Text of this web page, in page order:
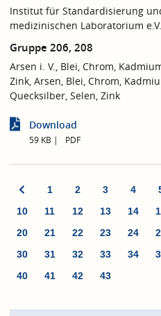
Institut für Standardisierung
medizinischen Laboratorium
Gruppe 206, 208
Arsen i. V., Blei, Chrom,
Zink, Arsen, Blei, Chrom,
Quecksilber, Selen, Zink
Download
59 KB PDF
1 2 3 4
10
11 12 13 14
20
21 22 23 24
30
31 32 33 34
40
41 42 43